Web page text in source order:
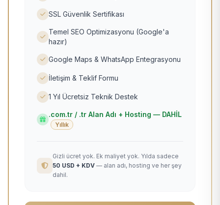
SSL Güvenlik Sertifikası
Temel SEO Optimizasyonu (Google'a
hazır)
Google Maps & WhatsApp Entegrasyonu
İletişim & Teklif Formu
1 Yıl Ücretsiz Teknik Destek
.com.tr / .tr Alan Adı + Hosting — DAHİL
Yıllık
Gizli ücret yok. Ek maliyet yok. Yılda sadece
50 USD + KDV — alan adı, hosting ve her şey
dahil.